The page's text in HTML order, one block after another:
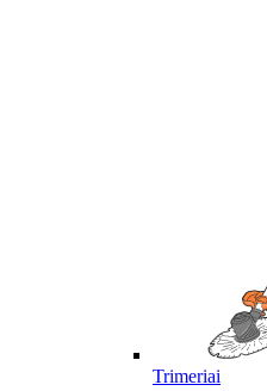
Trimeriai